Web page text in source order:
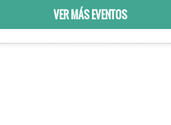
VER MÁS EVENTOS